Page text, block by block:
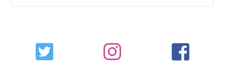
Primary
Sidebar